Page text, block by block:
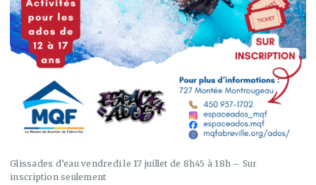
Glissades d’eau vendredi le 17 juillet de 8h45 à 18h – Sur
inscription seulement